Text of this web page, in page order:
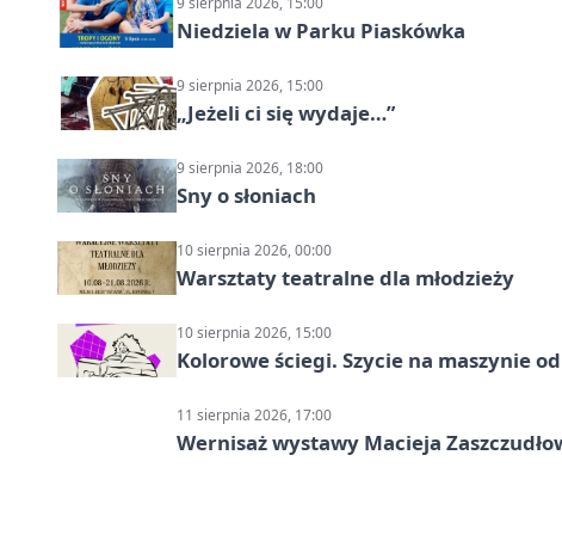
Niedziela w Parku Piaskówka
9 sierpnia 2026, 15:00
„Jeżeli ci się wydaje…”
9 sierpnia 2026, 18:00
Sny o słoniach
10 sierpnia 2026, 00:00
Warsztaty teatralne dla młodzieży
10 sierpnia 2026, 15:00
Kolorowe ściegi. Szycie na maszynie
11 sierpnia 2026, 17:00
Wernisaż wystawy Macieja